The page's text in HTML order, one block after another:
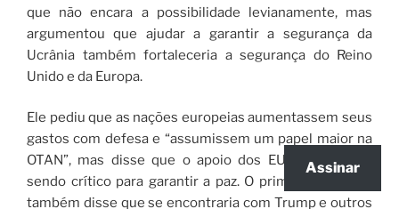
que não encara a possibilidade levianamente, mas
argumentou que ajudar a garantir a segurança da
Ucrânia também fortaleceria a segurança do Reino
Unido e da Europa.
Ele pediu que as nações europeias aumentassem seus
gastos com defesa e “assumissem um papel maior na
OTAN”, mas disse que o apoio dos EUA continuaria
sendo crítico para garantir a paz. O primeiro-ministro
também disse que se encontraria com Trump e outros
Assinar